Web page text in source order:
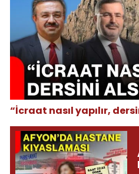
“İcraat nasıl yapılır,